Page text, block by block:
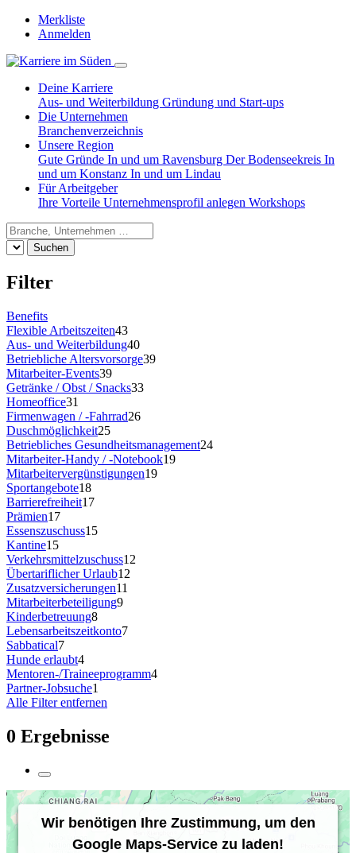
Merkliste
Anmelden
Deine Karriere
Aus- und Weiterbildung Gründung und Start-ups
Die Unternehmen
Branchenverzeichnis
Unsere Region
Gute Gründe In und um Ravensburg Der Bodenseekreis In
und um Konstanz In und um Lindau
Für Arbeitgeber
Ihre Vorteile Unternehmensprofil anlegen Workshops
Suchen
Filter
Benefits
Flexible Arbeitszeiten43
Aus- und Weiterbildung40
Betriebliche Altersvorsorge39
Mitarbeiter-Events39
Getränke / Obst / Snacks33
Homeoffice31
Firmenwagen / -Fahrrad26
Duschmöglichkeit25
Betriebliches Gesundheitsmanagement24
Mitarbeiter-Handy / -Notebook19
Mitarbeitervergünstigungen19
Sportangebote18
Barrierefreiheit17
Prämien17
Essenszuschuss15
Kantine15
Verkehrsmittelzuschuss12
Übertariflicher Urlaub12
Zusatzversicherungen11
Mitarbeiterbeteiligung9
Kinderbetreuung8
Lebensarbeitszeitkonto7
Sabbatical7
Hunde erlaubt4
Mentoren-/Traineeprogramm4
Partner-Jobsuche1
Alle Filter entfernen
0 Ergebnisse
Wir benötigen Ihre Zustimmung, um den
Google Maps-Service zu laden!